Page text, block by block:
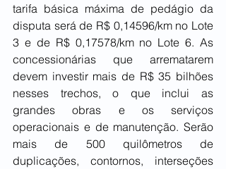
tarifa básica máxima de pedágio da
disputa será de R$ 0,14596/km no Lote
3 e de R$ 0,17578/km no Lote 6. As
concessionárias que arrematarem
devem investir mais de R$ 35 bilhões
nesses trechos, o que inclui as
grandes obras e os serviços
operacionais e de manutenção. Serão
mais de 500 quilômetros de
duplicações, contornos, interseções